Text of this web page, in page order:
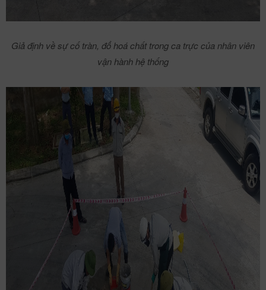
Giả định về sự cố tràn, đổ hoá chất trong ca trực của nhân viên
vận hành hệ thống